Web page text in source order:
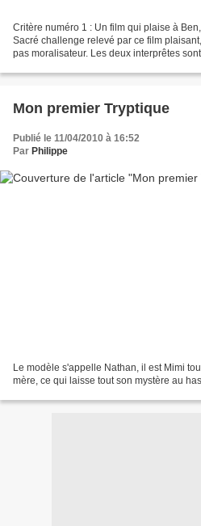
Critère numéro 1 : Un film qui plaise à
Sacré challenge relevé par ce film
pas moralisateur. Les deux interprêtes
Mon premier Tryptique
Publié le 11/04/2010 à 16:52
Par Philippe
Le modèle s'appelle Nathan, il est Mimi
mère, ce qui laisse tout son mystère au